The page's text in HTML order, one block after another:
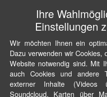
Ihre
Einstellungen
Wir möchten Ihnen ein
Dazu verwenden wir
Website notwendig sind. Mit
auch Cookies und andere
externer Inhalte (Videos
Soundcloud, Karten über